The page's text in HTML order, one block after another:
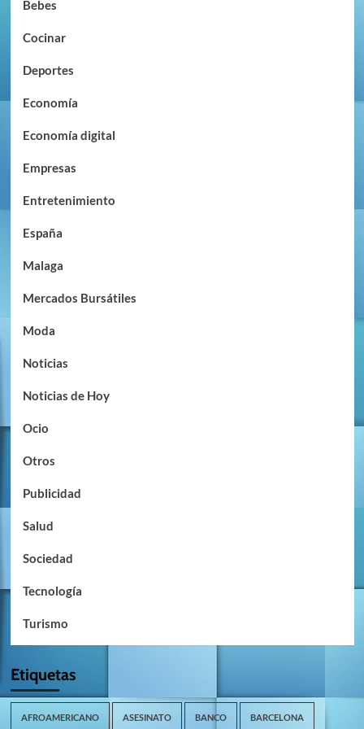
Bebes
Cocinar
Deportes
Economía
Economía digital
Empresas
Entretenimiento
España
Malaga
Mercados Bursátiles
Moda
Noticias
Noticias de Hoy
Ocio
Otros
Publicidad
Salud
Sociedad
Tecnología
Turismo
Etiquetas
AFROAMERICANO ASESINATO BANCO BARCELONA